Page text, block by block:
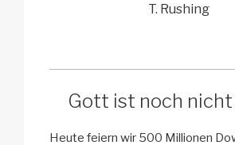
T. Rushing
Gott ist noch
Heute feiern wir 500 Millionen